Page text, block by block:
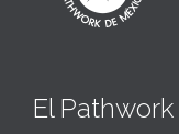
El Pathwork